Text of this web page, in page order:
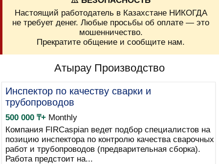
Настоящий работодатель в Казахстане НИКОГДА
не требует денег. Любые просьбы об оплате — это
мошенничество.
Прекратите общение и сообщите нам.
Атырау Производство
Инспектор по качеству сварки и
трубопроводов
500 000 ₸+Monthly
Компания FIRCaspian ведет подбор специалистов на
позицию инспектора по контролю качества сварочных
работ и трубопроводов (предварительная сборка).
Работа предстоит на...